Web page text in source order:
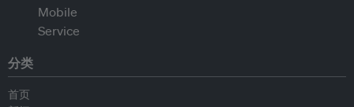
分类
首页